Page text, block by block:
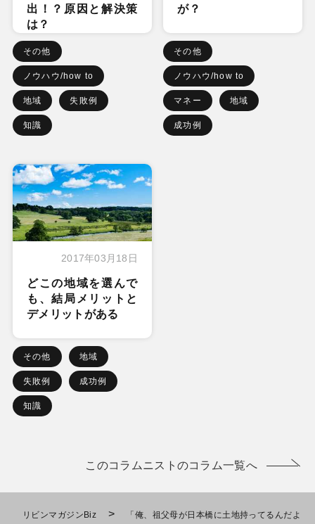
出！？原因と解決策
は？
その他
ノウハウ/how to
地域 失敗例
知識
が？
その他
ノウハウ/how to
マネー 地域
成功例
2017年03月18日
どこの地域を選んで
も、結局メリットと
デメリットがある
その他 地域
失敗例 成功例
知識
このコラムニストのコラム一覧へ
リビンマガジンBiz > 「俺、祖父母が日本橋に土地持ってるんだよ